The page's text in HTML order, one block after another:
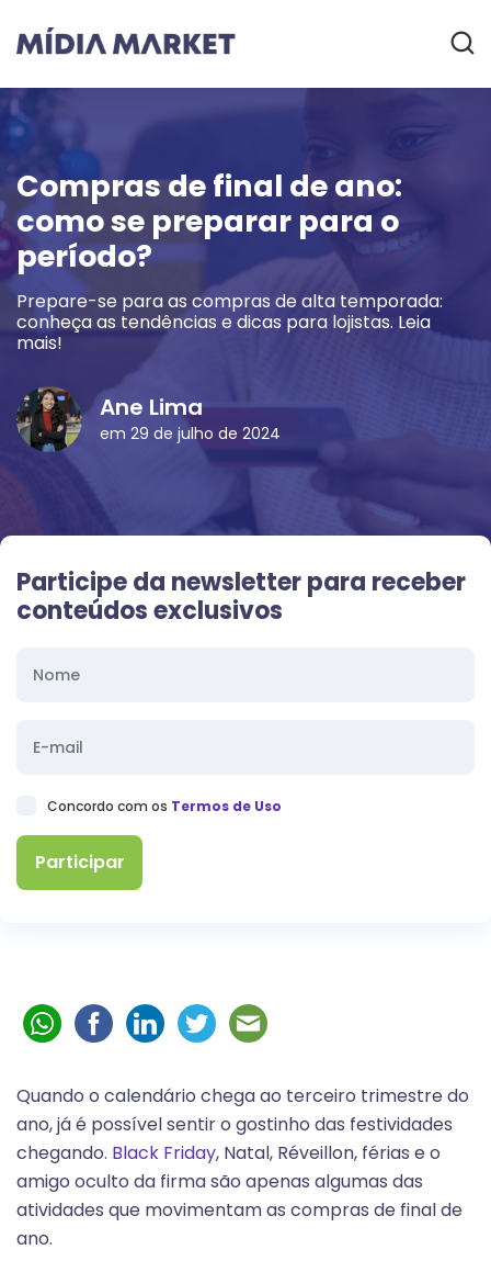
Compras de final de ano:
como se preparar para o
período?
Prepare-se para as compras de alta temporada:
conheça as tendências e dicas para lojistas. Leia
mais!
Ane Lima
em 29 de julho de 2024
Participe da newsletter para receber
conteúdos exclusivos
Concordo com os Termos de Uso
Quando o calendário chega ao terceiro trimestre do
ano, já é possível sentir o gostinho das festividades
chegando. Black Friday, Natal, Réveillon, férias e o
amigo oculto da firma são apenas algumas das
atividades que movimentam as compras de final de
ano.